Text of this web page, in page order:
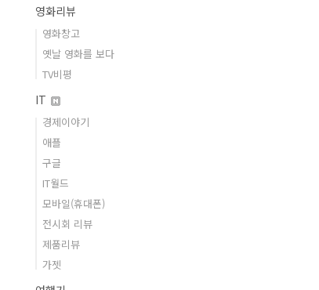
영화리뷰
영화창고
옛날 영화를 보다
TV비평
IT
경제이야기
애플
구글
IT월드
모바일(휴대폰)
전시회 리뷰
제품리뷰
가젯